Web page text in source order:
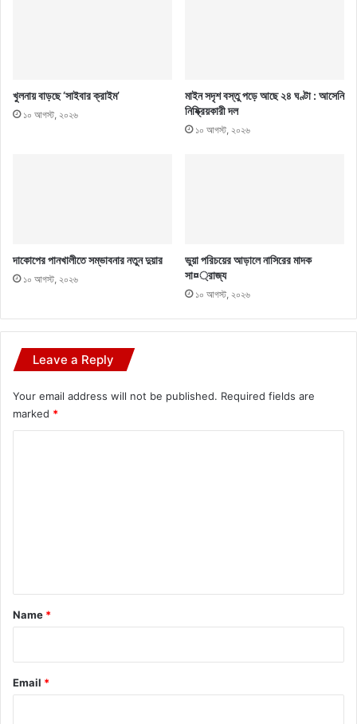
খুলনায় বাড়ছে ‘সাইবার ক্রাইম’
১০ আগস্ট, ২০২৬
মাইন সদৃশ বস্তু পড়ে আছে ২৪ ঘণ্টা : আসেনি
নিষ্ক্রিয়কারী দল
১০ আগস্ট, ২০২৬
দাকোপের পানখালীতে সম্ভাবনার নতুন দুয়ার
১০ আগস্ট, ২০২৬
ভুয়া পরিচয়ের আড়ালে নাসিরের মাদক
সা¤্রাজ্য
১০ আগস্ট, ২০২৬
Leave a Reply
Your email address will not be published. Required fields are
marked *
*
Name *
Email *